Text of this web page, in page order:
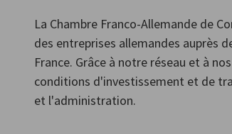
French
La Chambre Franco-Allemande de
des entreprises allemandes auprès
France. Grâce à notre réseau et à
conditions d'investissement et de
et l'administration.